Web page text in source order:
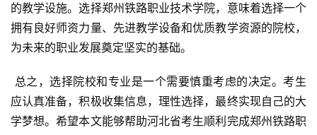
的教学设施。选择郑州铁路职业技术学院，意味着选择一个
拥有良好师资力量、先进教学设备和优质教学资源的院校，
为未来的职业发展奠定坚实的基础。
应认真准备，积极收集信息，理性选择，最终实现自己的大
学梦想。希望本文能够帮助河北省考生顺利完成郑州铁路职